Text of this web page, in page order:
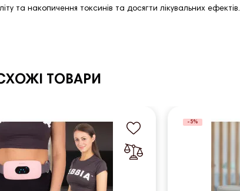
та накопичення токсинів та досягти лікувальних ефектів.
ТОВАРИ
-5%